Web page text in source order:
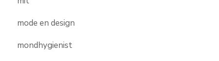
mode en design
mondhygienist